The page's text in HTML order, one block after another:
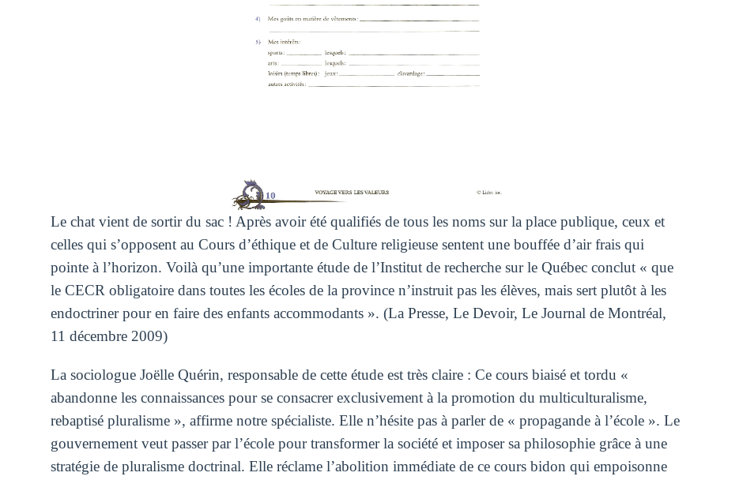
Le chat vient de sortir du sac ! Après avoir été qualifiés de tous les noms sur la place publique, ceux et
celles qui s’opposent au Cours d’éthique et de Culture religieuse sentent une bouffée d’air frais qui
pointe à l’horizon. Voilà qu’une importante étude de l’Institut de recherche sur le Québec conclut « que
le CECR obligatoire dans toutes les écoles de la province n’instruit pas les élèves, mais sert plutôt à les
endoctriner pour en faire des enfants accommodants ». (La Presse, Le Devoir, Le Journal de Montréal,
11 décembre 2009)
La sociologue Joëlle Quérin, responsable de cette étude est très claire : Ce cours biaisé et tordu «
abandonne les connaissances pour se consacrer exclusivement à la promotion du multiculturalisme,
rebaptisé pluralisme », affirme notre spécialiste. Elle n’hésite pas à parler de « propagande à l’école ». Le
gouvernement veut passer par l’école pour transformer la société et imposer sa philosophie grâce à une
stratégie de pluralisme doctrinal. Elle réclame l’abolition immédiate de ce cours bidon qui empoisonne